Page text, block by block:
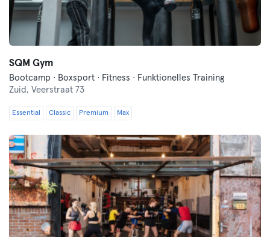
SQM Gym
Bootcamp · Boxsport · Fitness · Funktionelles Training
Zuid, Veerstraat 73
Essential Classic Premium Max